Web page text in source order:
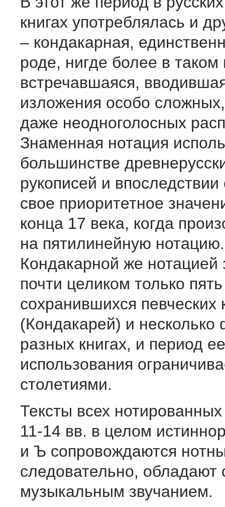
книгах употреблялась и
– кондакарная,
роде, нигде более в таком
встречавшаяся,
изложения особо
даже неодноголосных
Знаменная нотация
большинстве
рукописей и
свое приоритетное
конца 17 века, когда
на пятилинейную нотацию.
Кондакарной же нотацией
почти целиком только пять
сохранившихся певческих
(Кондакарей) и несколько
разных книгах, и период ее
использования
столетиями.
Тексты всех
11-14 вв. в целом
и Ъ сопровождаются
следовательно, обладают
музыкальным звучанием.